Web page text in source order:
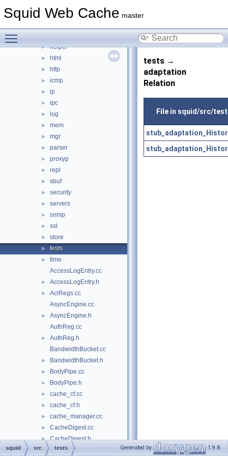
Squid Web Cache master
► format
► helper
► html
► http
► icmp
► ip
► ipc
► log
► mem
► mgr
► parser
► proxyp
► repl
► sbuf
► security
► servers
► snmp
► ssl
► store
► tests
►
time
AccessLogEntry.cc
► AccessLogEntry.h
►
AclRegs.cc
AsyncEngine.cc
►
AsyncEngine.h
AuthReg.cc
►
AuthReg.h
BandwidthBucket.cc
► BandwidthBucket.h
► BodyPipe.cc
► BodyPipe.h
► cache_cf.cc
► cache_cf.h
► cache_manager.cc
► CacheDigest.cc
► CacheDigest.h
► CacheManager.h
tests →
adaptation
Relation
File in squid/src/
squid src tests Generated by 1.9.8